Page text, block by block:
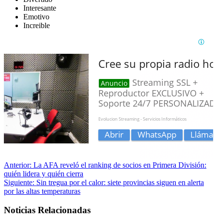
Interesante
Emotivo
Increible
Anterior: La AFA reveló el ranking de socios en Primera División:
quién lidera y quién cierra
Siguiente: Sin tregua por el calor: siete provincias siguen en alerta
por las altas temperaturas
Noticias Relacionadas